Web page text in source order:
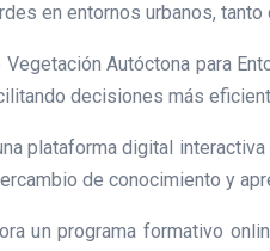
en entornos urbanos,
Vegetación Autóctona para
decisiones más
plataforma digital
de conocimiento y
un programa formativo